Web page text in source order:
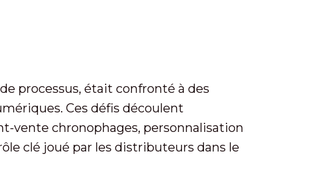
processus, était confronté à des
Ces défis découlent
vente chronophages, personnalisation
clé joué par les distributeurs dans le